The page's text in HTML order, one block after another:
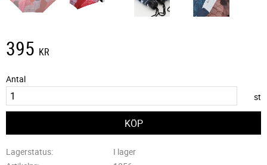
395 KR
Antal
st
Lagerstatus
I lager